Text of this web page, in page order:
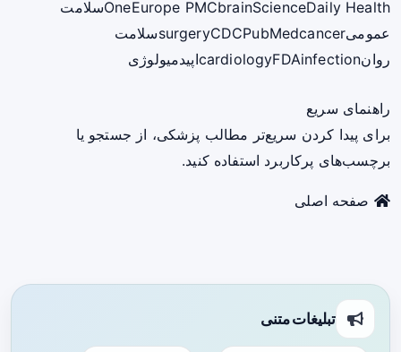
OneEurope PMCbrainScienceDaily Health
سلامت
عمومی
surgeryCDCPubMedcancer
سلامت
روان
cardiologyFDAinfection اپیدمیولوژی
راهنمای سریع
برای پیدا کردن سریع‌تر مطالب پزشکی، از جستجو یا
برچسب‌های پرکاربرد استفاده کنید.
صفحه اصلی
تبلیغات متنی